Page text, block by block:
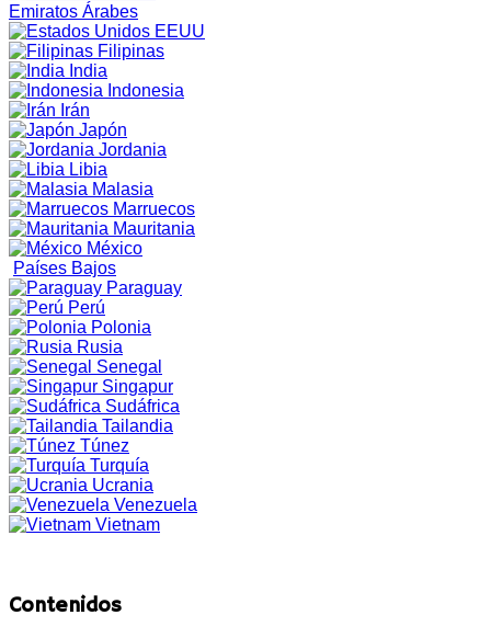
Emiratos Árabes
EEUU
Filipinas
India
Indonesia
Irán
Japón
Jordania
Libia
Malasia
Marruecos
Mauritania
México
Países Bajos
Paraguay
Perú
Polonia
Rusia
Senegal
Singapur
Sudáfrica
Tailandia
Túnez
Turquía
Ucrania
Venezuela
Vietnam
Contenidos